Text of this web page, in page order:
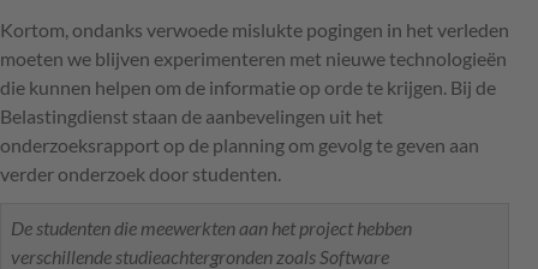
Kortom, ondanks verwoede mislukte pogingen in het verleden
moeten we blijven experimenteren met nieuwe technologieën
die kunnen helpen om de informatie op orde te krijgen. Bij de
Belastingdienst staan de aanbevelingen uit het
onderzoeksrapport op de planning om gevolg te geven aan
verder onderzoek door studenten.
De studenten die meewerkten aan het project hebben
verschillende studieachtergronden zoals Software